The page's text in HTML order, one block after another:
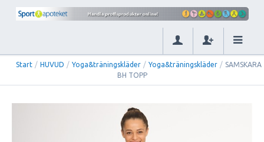
Start / HUVUD / Yoga&träningskläder / Yoga&träningskläder / SAMSKARA
BH TOPP